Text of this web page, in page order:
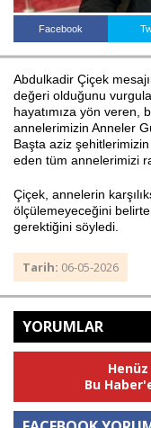
Facebook
Abdulkadir Çiçek
değeri olduğunu
hayatımıza yön veren,
annelerimizin Anneler
Başta aziz
eden tüm annelerimizi
Çiçek, annelerin
ölçülemeyeceğini
gerektiğini söyledi.
Tarih: 06-05-2026
YORUMLAR
Bu